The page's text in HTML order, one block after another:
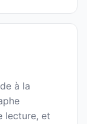
à la
lecture, et